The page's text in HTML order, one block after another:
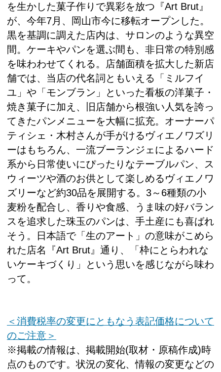
を生かした菓子作りで異彩を放つ『Art Brut』
が、今年7月、岡山市今に移転オープンした。
黒を基調に調えた店内は、サロンのような異空
間。ケーキやパンを選ぶ間も、非日常の特別感
を味わわせてくれる。店舗面積を拡大した新店
舗では、当店の代名詞ともいえる「ミルフイ
ユ」や「モンブラン」といった看板の洋菓子・
焼き菓子に加え、旧店舗から根強い人気を誇っ
てきたパンメニューを大幅に拡充。オーナーパ
ティシェ・木村さんが手がけるヴィエノワズリ
ーはもちろん、一流ブーランジェによるハード
系から日常使いにぴったりなテーブルパン、ス
ウィーツや酒のお供として楽しめるヴィエノワ
ズリーなど約30品を展開する。3～6種類の小
麦粉を配合し、香りや食感、うま味の好バラン
スを追求した珠玉のパンは、手土産にも喜ばれ
そう。日本語で「生のアート」の意味がこめら
れた店名『Art Brut』通り、「枠にとらわれな
いケーキづくり」という思いを感じながら味わ
って。
＜消費税率の変更にともなう表記価格について
のご注意＞
※掲載の情報は、掲載開始(取材・原稿作成)時
点のものです。状況の変化、情報の変更などの